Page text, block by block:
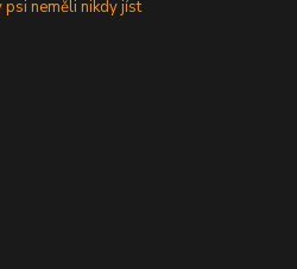
psi neměli nikdy jíst